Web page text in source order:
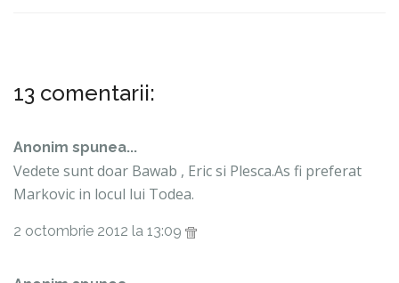
13 comentarii:
Anonim spunea...
Vedete sunt doar Bawab , Eric si Plesca.As fi preferat
Markovic in locul lui Todea.
2 octombrie 2012 la 13:09